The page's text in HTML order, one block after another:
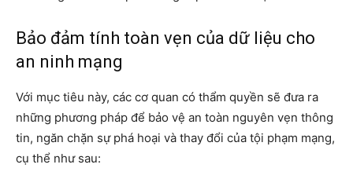
Bảo đảm tính toàn vẹn của dữ liệu cho
an ninh mạng
Với mục tiêu này, các cơ quan có thẩm quyền sẽ đưa ra
những phương pháp để bảo vệ an toàn nguyên vẹn thông
tin, ngăn chặn sự phá hoại và thay đổi của tội phạm mạng,
cụ thể như sau: